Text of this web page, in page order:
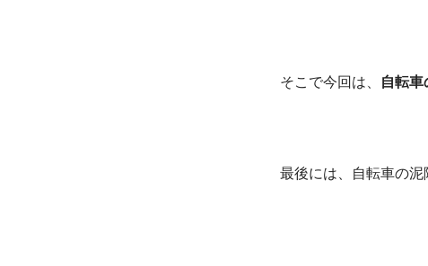
そこで今回は、 自転
最後には、自転車の